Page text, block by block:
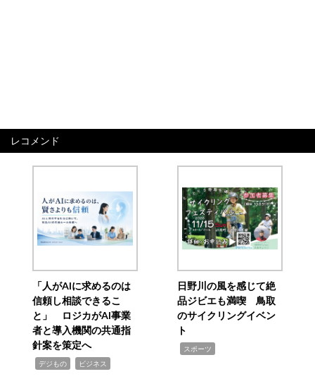
レコメンド
「人がAIに求めるのは
信頼し相談できるこ
と」 ロジカがAI事業
者と導入機関の共通指
針案を策定へ
デジもの ビジネス
日野川の風を感じて絶
品ジビエも満喫 鳥取
のサイクリングイベン
ト
スポーツ